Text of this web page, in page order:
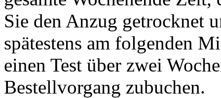
Sie den Anzug getrocknet
spätestens am folgenden
einen Test über zwei
Bestellvorgang zubuchen.